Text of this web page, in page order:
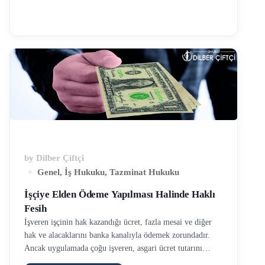
Çalışma süresinin yarısından çoğu gece dönemine rastlayan
bir postanın çalışması, gece çalışması sayılır. Gece
çalışması sadece vardiya sistemine göre çalışan işyerlerinde
yapılabilir, vardiya …
by Dilber Çiftçi
Genel, İş Hukuku, Tazminat Hukuku
İşçiye Elden Ödeme Yapılması Halinde Haklı
Fesih
İşveren işçinin hak kazandığı ücret, fazla mesai ve diğer
hak ve alacaklarını banka kanalıyla ödemek zorundadır.
Ancak uygulamada çoğu işveren, asgari ücret tutarını